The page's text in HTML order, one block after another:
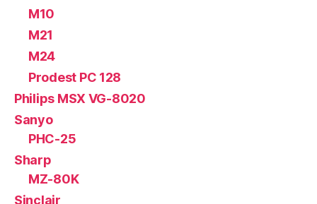
M10
M21
M24
Prodest PC 128
Philips MSX VG-8020
Sanyo
PHC-25
Sharp
MZ-80K
Sinclair